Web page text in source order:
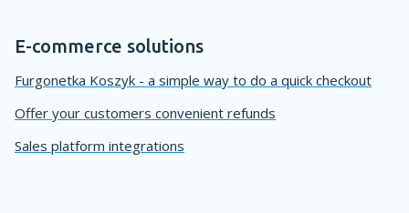
E-commerce solutions
Furgonetka Koszyk - a simple way to do a quick checkout
Offer your customers convenient refunds
Sales platform integrations